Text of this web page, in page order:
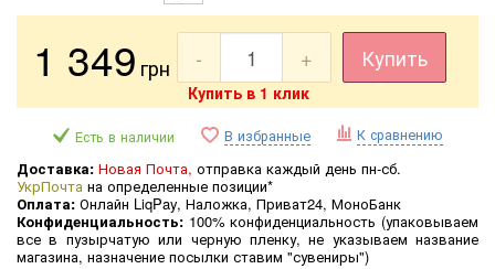
1 349 грн - + Купить
Купить в 1 клик
Есть в наличии В избранные К сравнению
Доставка: Новая Почта, отправка каждый день пн-сб.
УкрПочта на определенные позиции*
Оплата: Онлайн LiqPay, Наложка, Приват24, МоноБанк
Конфиденциальность: 100% конфиденциальность (упаковываем
все в пузырчатую или черную пленку, не указываем название
магазина, назначение посылки ставим "сувениры")